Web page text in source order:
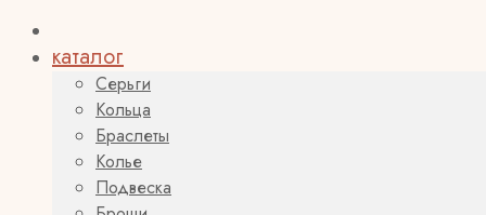
каталог
Серьги
Кольца
Браслеты
Колье
Подвеска